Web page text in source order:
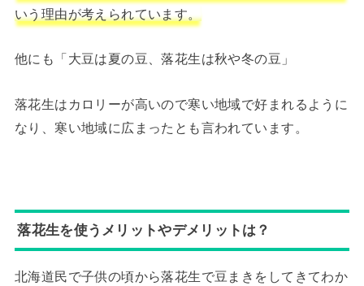
いう理由が考えられています。
他にも「大豆は夏の豆、落花生は秋や冬の豆」
落花生はカロリーが高いので寒い地域で好まれるように
なり、寒い地域に広まったとも言われています。
落花生を使うメリットやデメリットは？
北海道民で子供の頃から落花生で豆まきをしてきてわか